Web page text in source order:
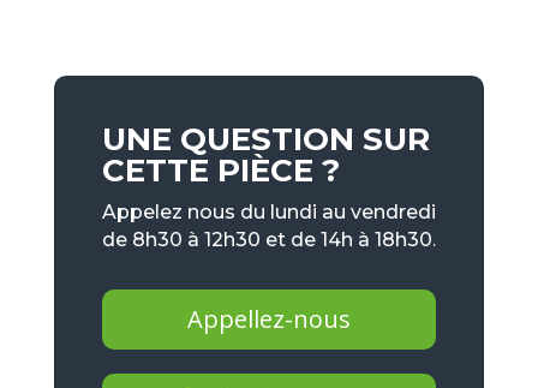
UNE QUESTION SUR
CETTE PIÈCE ?
Appelez nous du lundi au vendredi
de 8h30 à 12h30 et de 14h à 18h30.
Appellez-nous